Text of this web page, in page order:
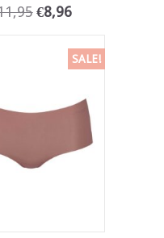
€8,96
SALE!